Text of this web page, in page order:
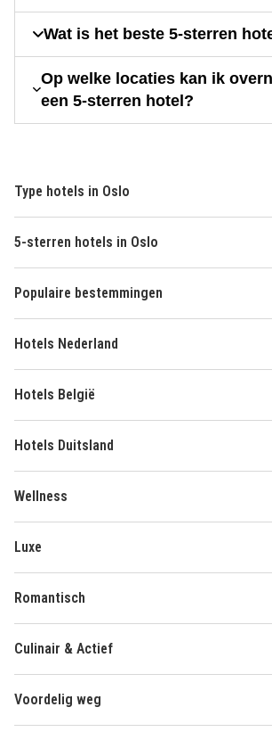
Wat is het beste 5-sterren
Op welke locaties kan ik
een 5-sterren hotel?
Type hotels in Oslo
5-sterren hotels in Oslo
Populaire bestemmingen
Hotels Nederland
Hotels België
Hotels Duitsland
Wellness
Luxe
Romantisch
Culinair & Actief
Voordelig weg